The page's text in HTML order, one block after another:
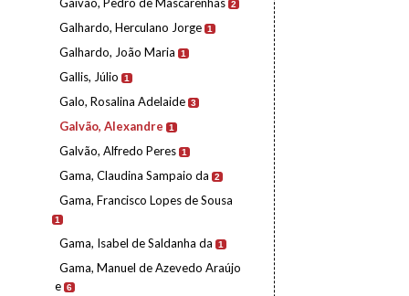
2
Galhardo, Herculano Jorge 1
Galhardo, João Maria 1
Gallis, Júlio 1
Galo, Rosalina Adelaide 3
Galvão, Alexandre 1
Galvão, Alfredo Peres 1
Gama, Claudina Sampaio da 2
Gama, Francisco Lopes de Sousa
1
Gama, Isabel de Saldanha da 1
Gama, Manuel de Azevedo Araújo
e 6